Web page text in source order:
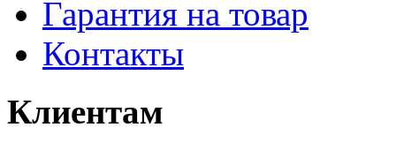
Гарантия на товар
Контакты
Клиентам